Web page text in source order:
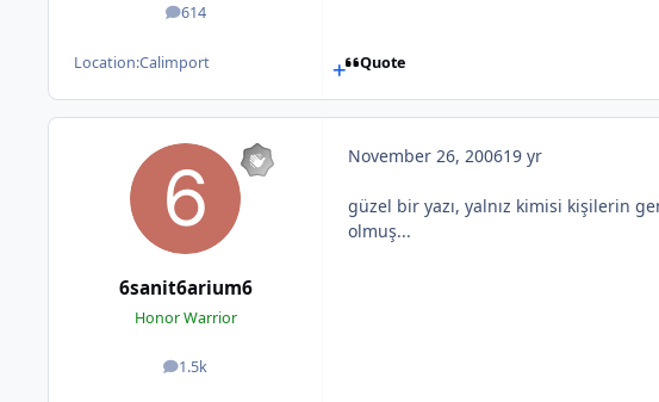
614
posts
Location:Calimport Quote
6sanit6arium6
Honor Warrior
1.5k
posts
November 26, 200619 yr
güzel bir yazı, yalnız kimisi kişilerin
olmuş...